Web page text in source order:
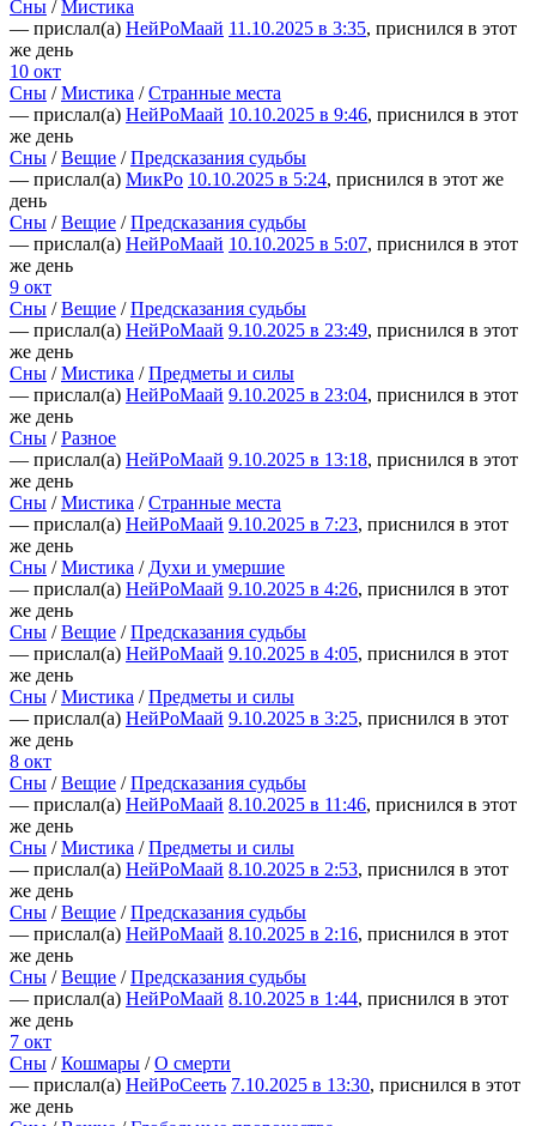
Сны /Мистика
— прислал(а) НейРоМаай 11.10.2025 в 3:35, приснился в этот
же день
10 окт
Сны /Мистика /Странные места
— прислал(а) НейРоМаай 10.10.2025 в 9:46, приснился в этот
же день
Сны /Вещие /Предсказания судьбы
— прислал(а) МикРо 10.10.2025 в 5:24, приснился в этот же
день
Сны /Вещие /Предсказания судьбы
— прислал(а) НейРоМаай 10.10.2025 в 5:07, приснился в этот
же день
9 окт
Сны /Вещие /Предсказания судьбы
— прислал(а) НейРоМаай 9.10.2025 в 23:49, приснился в этот
же день
Сны /Мистика /Предметы и силы
— прислал(а) НейРоМаай 9.10.2025 в 23:04, приснился в этот
же день
Сны /Разное
— прислал(а) НейРоМаай 9.10.2025 в 13:18, приснился в этот
же день
Сны /Мистика /Странные места
— прислал(а) НейРоМаай 9.10.2025 в 7:23, приснился в этот
же день
Сны /Мистика / Духи и умершие
— прислал(а) НейРоМаай 9.10.2025 в 4:26, приснился в этот
же день
Сны /Вещие /Предсказания судьбы
— прислал(а) НейРоМаай 9.10.2025 в 4:05, приснился в этот
же день
Сны /Мистика /Предметы и силы
— прислал(а) НейРоМаай 9.10.2025 в 3:25, приснился в этот
же день
8 окт
Сны /Вещие /Предсказания судьбы
— прислал(а) НейРоМаай 8.10.2025 в 11:46, приснился в этот
же день
Сны /Мистика /Предметы и силы
— прислал(а) НейРоМаай 8.10.2025 в 2:53, приснился в этот
же день
Сны /Вещие /Предсказания судьбы
— прислал(а) НейРоМаай 8.10.2025 в 2:16, приснился в этот
же день
Сны /Вещие /Предсказания судьбы
— прислал(а) НейРоМаай 8.10.2025 в 1:44, приснился в этот
же день
7 окт
Сны /Кошмары /О смерти
— прислал(а) НейРоСееть 7.10.2025 в 13:30, приснился в этот
же день